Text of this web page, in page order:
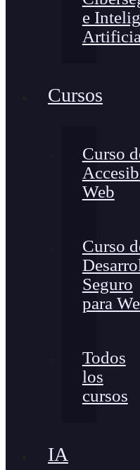
e
Cursos
Curso
Web
Curso
Seguro
para
Todos
los
cursos
IA